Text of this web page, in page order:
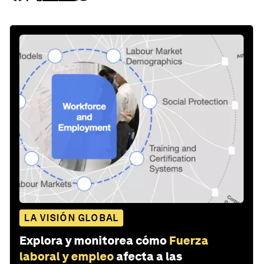
LA VISIÓN GLOBAL
Explora y monitorea cómo Fuerza
laboral y empleoafecta a las